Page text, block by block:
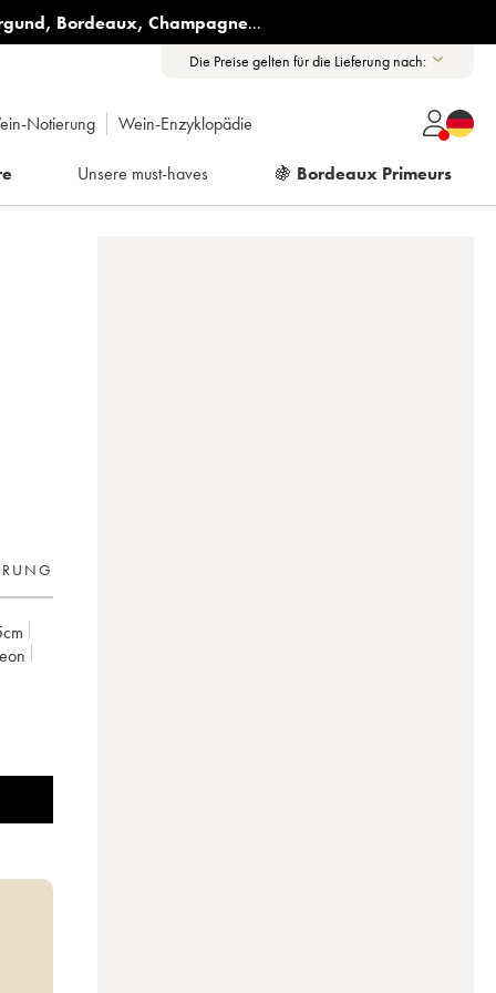
, Bordeaux, Champagne...
Die Preise gelten für die Lieferung nach:
Notierung Wein-Enzyklopädie
Unsere must-haves 🍇 Bordeaux Primeurs